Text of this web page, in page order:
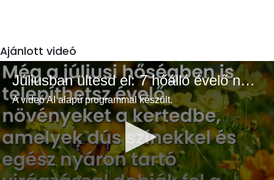
Ajánlott videó
Júliusban ültesd el: 7 hőálló évelő növény a színes és buja kertért
A videó AI alapú programmal készült.